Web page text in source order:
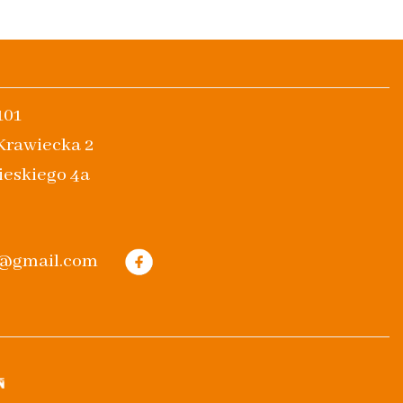
2
4a